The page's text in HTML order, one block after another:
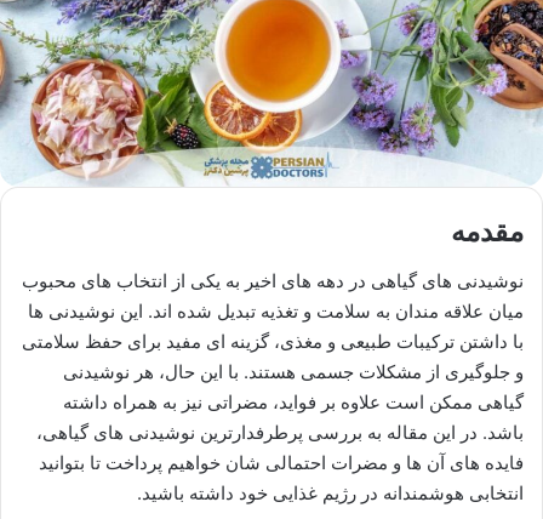
مقدمه
نوشیدنی های گیاهی در دهه های اخیر به یکی از انتخاب های محبوب
میان علاقه مندان به سلامت و تغذیه تبدیل شده اند. این نوشیدنی ها
با داشتن ترکیبات طبیعی و مغذی، گزینه ای مفید برای حفظ سلامتی
و جلوگیری از مشکلات جسمی هستند. با این حال، هر نوشیدنی
گیاهی ممکن است علاوه بر فواید، مضراتی نیز به همراه داشته
باشد. در این مقاله به بررسی پرطرفدارترین نوشیدنی های گیاهی،
فایده های آن ها و مضرات احتمالی شان خواهیم پرداخت تا بتوانید
انتخابی هوشمندانه در رژیم غذایی خود داشته باشید.